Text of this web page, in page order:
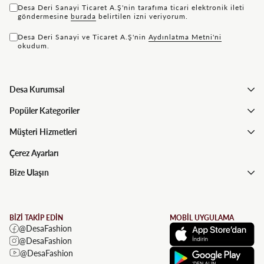
Desa Deri Sanayi Ticaret A.Ş'nin tarafıma ticari elektronik ileti
göndermesine bu rada belirtilen izni veriyorum.
Desa Deri Sanayi ve Ticaret A.Ş'nin Aydınlatma Metni'ni
okudum.
Desa Kurumsal
Popüler Kategoriler
Müşteri Hizmetleri
Çerez Ayarları
Bize Ulaşın
BİZİ TAKİP EDİN
@DesaFashion
@DesaFashion
@DesaFashion
MOBİL UYGULAMA